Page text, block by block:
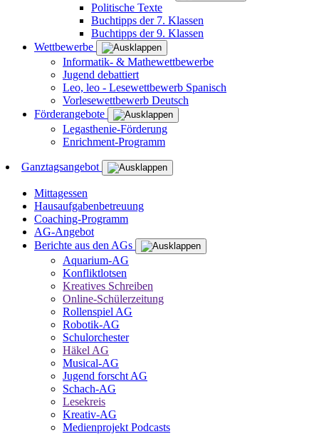
Politische Texte
Buchtipps der 7. Klassen
Buchtipps der 9. Klassen
Wettbewerbe
Informatik- & Mathewettbewerbe
Jugend debattiert
Leo, leo - Lesewettbewerb Spanisch
Vorlesewettbewerb Deutsch
Förderangebote
Legasthenie-Förderung
Enrichment-Programm
Ganztagsangebot
Mittagessen
Hausaufgabenbetreuung
Coaching-Programm
AG-Angebot
Berichte aus den AGs
Aquarium-AG
Konfliktlotsen
Kreatives Schreiben
Online-Schülerzeitung
Rollenspiel AG
Robotik-AG
Schulorchester
Häkel AG
Musical-AG
Jugend forscht AG
Schach-AG
Lesekreis
Kreativ-AG
Medienprojekt Podcasts